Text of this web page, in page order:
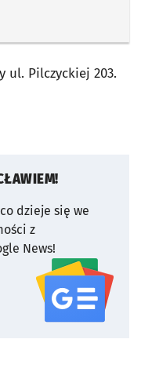
ul. Pilczyckiej 203.
dzieje się we
z
News!
serwisu